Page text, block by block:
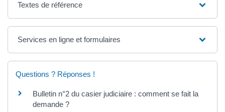
Textes de référence
Services en ligne et formulaires
Questions ? Réponses !
Bulletin n°2 du casier judiciaire : comment se fait la
demande ?